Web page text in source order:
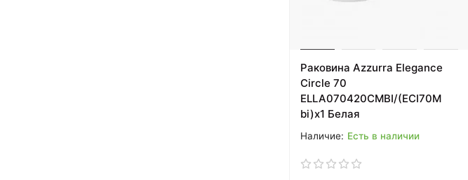
Раковина Azzurra Elegance
Circle 70
ELLA070420CMBI/(ECI70M
bi)x1 Белая
Есть в наличии